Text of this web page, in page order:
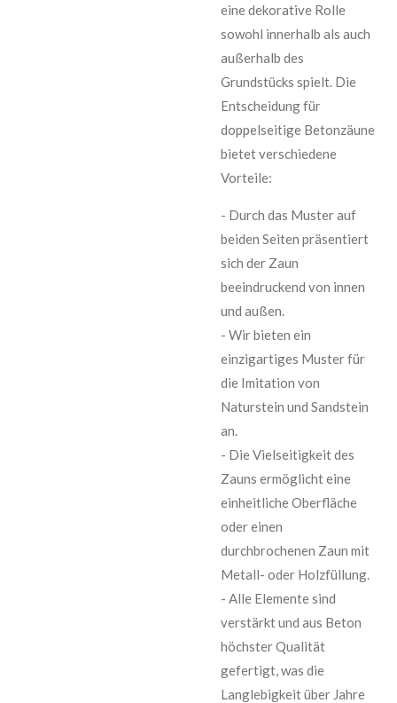
eine dekorative Rolle
sowohl innerhalb als auch
außerhalb des
Grundstücks spielt. Die
Entscheidung für
doppelseitige Betonzäune
bietet verschiedene
Vorteile:
- Durch das Muster auf
beiden Seiten präsentiert
sich der Zaun
beeindruckend von innen
und außen.
- Wir bieten ein
einzigartiges Muster für
die Imitation von
Naturstein und Sandstein
an.
- Die Vielseitigkeit des
Zauns ermöglicht eine
einheitliche Oberfläche
oder einen
durchbrochenen Zaun mit
Metall- oder Holzfüllung.
- Alle Elemente sind
verstärkt und aus Beton
höchster Qualität
gefertigt, was die
Langlebigkeit über Jahre